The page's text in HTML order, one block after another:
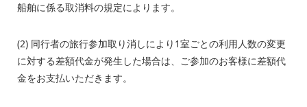
船舶に係る取消料の規定によります。
(2) 同行者の旅行参加取り消しにより1室ごとの利用人数の変更
に対する差額代金が発生した場合は、ご参加のお客様に差額代
金をお支払いただきます。